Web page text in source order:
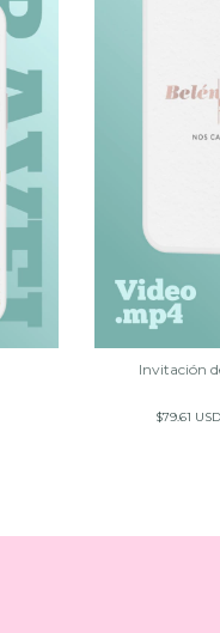
Invitación
$79.61 USD